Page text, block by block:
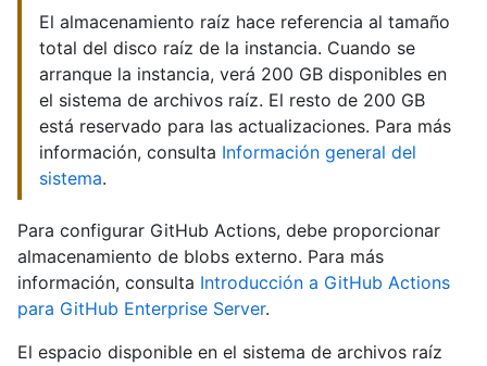
El almacenamiento raíz hace referencia al tamaño
total del disco raíz de la instancia. Cuando se
arranque la instancia, verá 200 GB disponibles en
el sistema de archivos raíz. El resto de 200 GB
está reservado para las actualizaciones. Para más
información, consulta Información general del
sistema.
Para configurar GitHub Actions, debe proporcionar
almacenamiento de blobs externo. Para más
información, consulta Introducción a GitHub Actions
para GitHub Enterprise Server.
El espacio disponible en el sistema de archivos raíz